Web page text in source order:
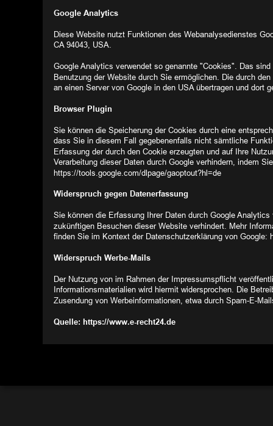
Google Analytics
Diese Website nutzt Funktionen des Webanalysedienstes
CA 94043, USA.
Google Analytics verwendet so genannte "Cookies". Das
Benutzung der Website durch Sie ermöglichen. Die durch
an einen Server von Google in den USA übertragen und dort
Browser Plugin
Sie können die Speicherung der Cookies durch eine
dass Sie in diesem Fall gegebenenfalls nicht sämtliche
Erfassung der durch den Cookie erzeugten und auf Ihre
Verarbeitung dieser Daten durch Google verhindern, indem
https://tools.google.com/dlpage/gaoptout?hl=de
Widerspruch gegen Datenerfassung
Sie können die Erfassung Ihrer Daten durch Google
zukünftigen Besuchen dieser Website verhindert. Mehr
finden Sie im Kontext der Datenschutzerklärung von
Widerspruch Werbe-Mails
Der Nutzung von im Rahmen der Impressumspflicht
Informationsmaterialien wird hiermit widersprochen. Die
Zusendung von Werbeinformationen, etwa durch Spam-E-
Quelle: https://www.e-recht24.de